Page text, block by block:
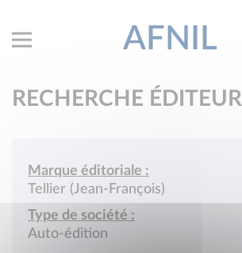
AFNIL
RECHERCHE ÉDITEUR
Marque éditoriale :
Tellier (Jean-François)
Type de société :
Auto-édition